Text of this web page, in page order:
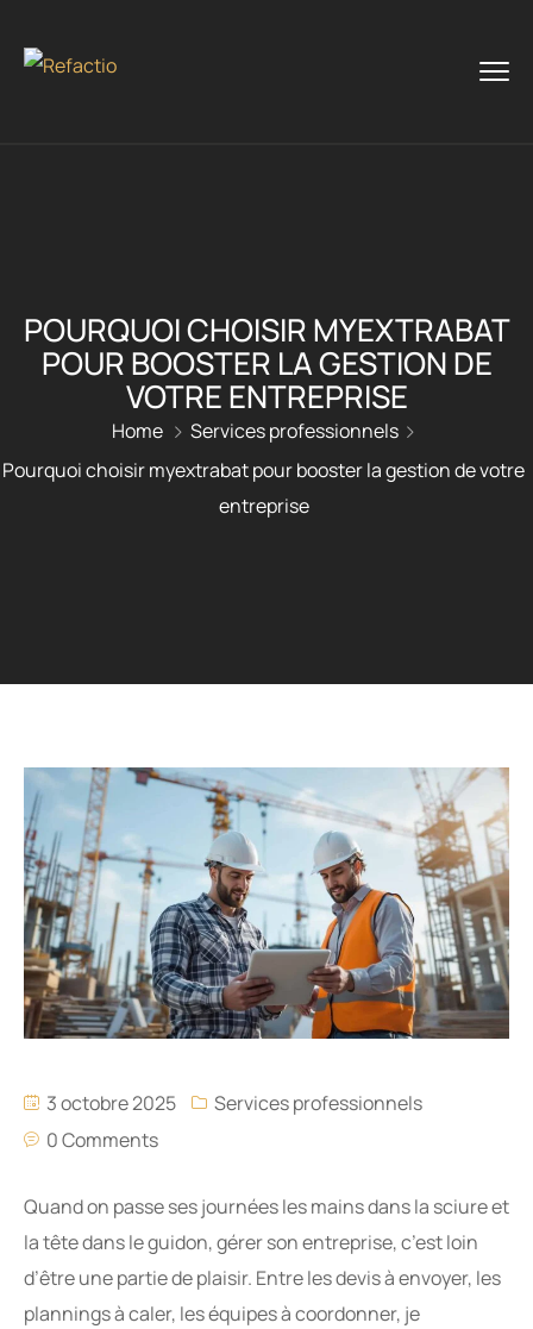
POURQUOI CHOISIR MYEXTRABAT
POUR BOOSTER LA GESTION DE
VOTRE ENTREPRISE
Home
Services professionnels
Pourquoi choisir myextrabat pour booster la gestion de votre
entreprise
3 octobre 2025
Services professionnels
0 Comments
Quand on passe ses journées les mains dans la sciure et
la tête dans le guidon, gérer son entreprise, c’est loin
d’être une partie de plaisir. Entre les devis à envoyer, les
plannings à caler, les équipes à coordonner, je